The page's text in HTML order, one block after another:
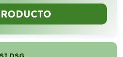
DSG